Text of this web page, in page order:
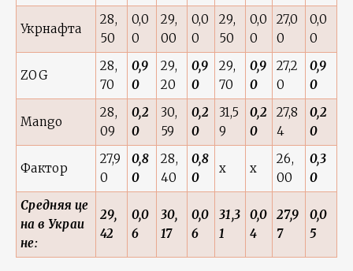
Укрнафта
28,
50
0,0
0
29,
00
0,0
0
29,
50
0,0
0
27,0
0
0,0
0
ZOG
28,
70
0,9
0
29,
20
0,9
0
29,
70
0,9
0
27,2
0
0,9
0
Mango
28,
09
0,2
0
30,
59
0,2
0
31,5
9
0,2
0
27,8
4
0,2
0
Фактор
27,9
0
0,8
0
28,
40
0,8
0
x x
26,
00
0,3
0
Средняя це
на в Украи
не:
29,
42
0,0
6
30,
17
0,0
6
31,3
1
0,0
4
27,9
7
0,0
5